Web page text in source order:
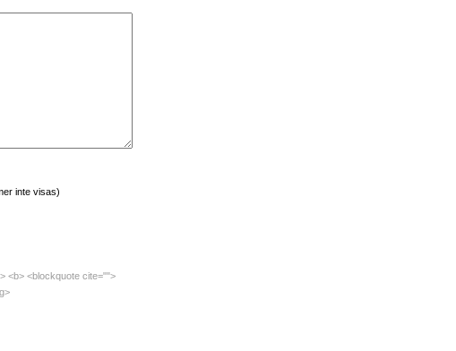
inte visas)
<b> <blockquote cite="">